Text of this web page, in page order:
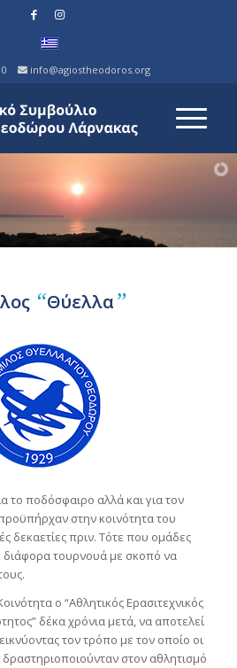
info@agiostheodoros.org
“Θύελλα”
το ποδόσφαιρο αλλά και για τον
στην κοινότητα του
δεκαετίες πριν. Τότε που ομάδες
τουρνουά με σκοπό να
ο “Αθλητικός Ερασιτεχνικός
δέκα χρόνια μετά, να αποτελεί
τον τρόπο με τον οποίο οι
δραστηριοποιούνταν στον αθλητισμό